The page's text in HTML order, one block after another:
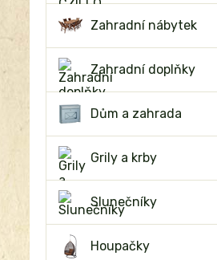
Zahradní nábytek
Zahradní doplňky
Dům a zahrada
Grily a krby
Slunečníky
Houpačky